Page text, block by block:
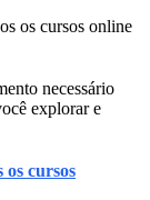
os cursos online
necessário
explorar e
os cursos